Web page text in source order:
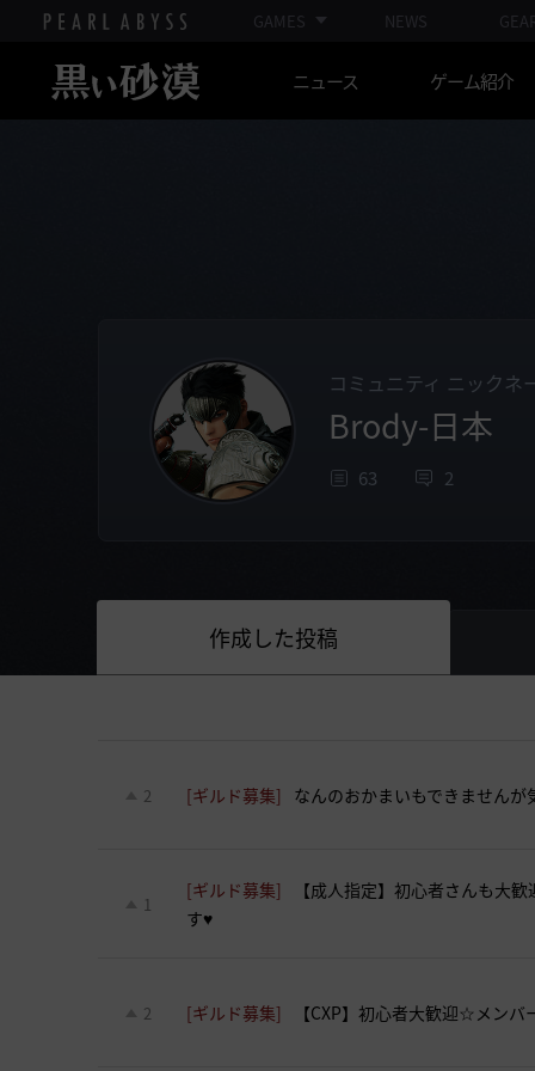
GAMES NEWS
ニュース ゲーム紹介
コミュニティ ニックネ
Brody-日本
63 2
作成した投稿
[ギルド募集] なんのおかまいもできません
2
[ギルド募集]
【成人指定】初心者さんも大
す♥
1
[ギルド募集] 【CXP】初心者大歓迎☆メンバ
2